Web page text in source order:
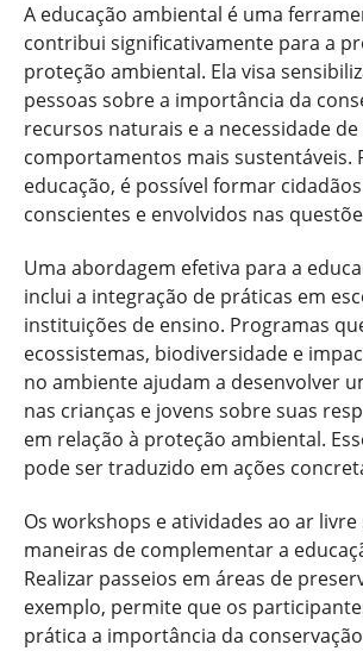
A educação ambiental é uma
contribui significativamente para a
proteção ambiental. Ela visa
pessoas sobre a importância da
recursos naturais e a necessidade
comportamentos mais sustentáveis.
educação, é possível formar
conscientes e envolvidos nas
Uma abordagem efetiva para a
inclui a integração de práticas em
instituições de ensino. Programas
ecossistemas, biodiversidade e
no ambiente ajudam a desenvolver
nas crianças e jovens sobre suas
em relação à proteção ambiental.
pode ser traduzido em ações
Os workshops e atividades ao ar
maneiras de complementar a
Realizar passeios em áreas de
exemplo, permite que os
prática a importância da